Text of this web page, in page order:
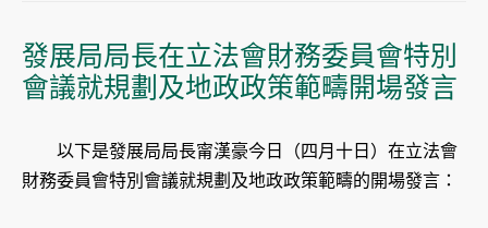
發展局局長在立法會財務委員會特別
會議就規劃及地政政策範疇開場發言
以下是發展局局長甯漢豪今日（四月十日）在立法會
財務委員會特別會議就規劃及地政政策範疇的開場發言：